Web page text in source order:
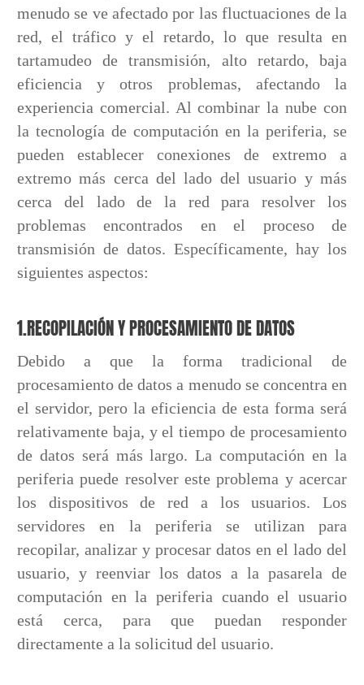
menudo se ve afectado por las fluctuaciones de la
red, el tráfico y el retardo, lo que resulta en
tartamudeo de transmisión, alto retardo, baja
eficiencia y otros problemas, afectando la
experiencia comercial. Al combinar la nube con
la tecnología de computación en la periferia, se
pueden establecer conexiones de extremo a
extremo más cerca del lado del usuario y más
cerca del lado de la red para resolver los
problemas encontrados en el proceso de
transmisión de datos. Específicamente, hay los
siguientes aspectos:
1.RECOPILACIÓN Y PROCESAMIENTO DE DATOS
Debido a que la forma tradicional de
procesamiento de datos a menudo se concentra en
el servidor, pero la eficiencia de esta forma será
relativamente baja, y el tiempo de procesamiento
de datos será más largo. La computación en la
periferia puede resolver este problema y acercar
los dispositivos de red a los usuarios. Los
servidores en la periferia se utilizan para
recopilar, analizar y procesar datos en el lado del
usuario, y reenviar los datos a la pasarela de
computación en la periferia cuando el usuario
está cerca, para que puedan responder
directamente a la solicitud del usuario.